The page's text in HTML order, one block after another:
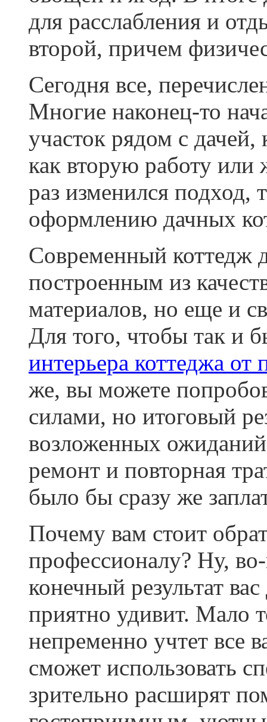
для расслабления и
второй, причем
Сегодня все,
Многие наконец-то
участок рядом с дачей,
как вторую работу
раз изменился подход,
оформлению дачных
Современный коттедж
построенным из
материалов, но еще и
Для того, чтобы так и
интерьера коттеджа от
же, вы можете
силами, но итоговый
возложенных
ремонт и повторная
было бы сразу же
Почему вам стоит
профессионалу? Ну,
конечный результат
приятно удивит. Мало
непременно учтет все
сможет использовать
зрительно расширят